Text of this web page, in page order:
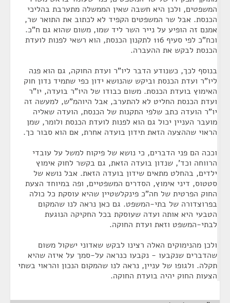
המשפטים, ולכן היא חשבה שאין הממשלה מתערבת בהליכי
הכנסת. אבל שר המשפטים הקפיד לא לכתוב את התואר שר,
אמנם זה הופיע על נייר השר ליד שמו, משום שהוא גם ח"כ.
וכח"כ לפי סעיף 116 לתקנון הכנסת, הוא רשאי לפנות לועדת
הכנסת לבקש את ההעברה.
בנוסף לכך, כשנודע הדבר ליו"ר ועדת החוקה, גם הוא פנה
ליו"ר ועדת הכנסת וביקש שהנושא ידון כפי שתמיד נדון חוק
האימוץ בועדת הכנסת. משום כבודו של היו"ר בועדה, יו"ר
ועדת הכנסת החליט לא להתערב, אבל היוהמ"ש, למעשה זה
יו"ר הועדה כתב שלפי התקנות של הכנסת, הועדה שאליה
מועבר העניין יכול גם הוא לפנות לועדת הכנסת ולומר, שמן
הראוי שההצעה הזאת תידון בועדה אחרת, אם הוא סבור כך.
וככה הם פני הדברים, כי נושא של פיקוח למשל על עובדי
הרווחה וכד', שנדון בועדה הזאת, גם בקשר לחוק אימוץ
ילדים, בהחלט מתאים שידון בועדה הזאת. אבל נושא של
סטטוס, דיני אימוץ, הסדרים המשפטיים, ופה במיוחד הצעת
החוק הפרטית של חה"כ פינקלשטיין שהיא עוסקת כל כולה
בפרוצדורה של בתי-המשפט. גם כאן נראה לנו שהמקום
הטבעי היא אותה ועדה שעוסקת בכל החקיקה הנוגעת
לבתי-המשפט וזאת ועדת החוקה.
ולכן מהנימוקים האלה רצינו לבקש שאדוני ישקול משום
שהדברים שנקבעו - נקבעו כנראה על-סמך על איזה שהיא
תקלה. ולגופו של עניין, נראה לנו שהמקום הנכון והראוי בשתי
הצעות החוק יהיה בועדת החוקה.